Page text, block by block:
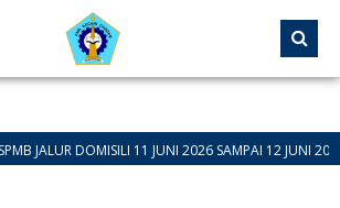
DOMISILI 11 JUNI 2026 SAMPAI 12 JUNI 2026